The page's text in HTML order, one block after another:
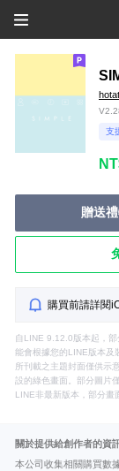
支
贈送
購買前請詳閱
自LINE 9.12.0版本起，
能會根據您的LINE版本及
所刊載之主題封面僅供示
設的綠色畫面。部分圖片
LINE非最新版本，部分畫
關於提供給創作者的資
本公司收集相關購買數